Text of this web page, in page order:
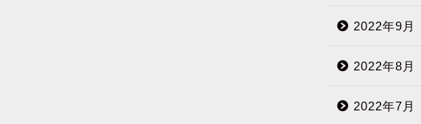
2022年9月
2022年8月
2022年7月